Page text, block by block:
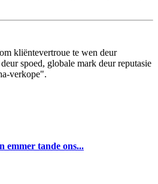
kliëntevertroue te wen deur
spoed, globale mark deur reputasie
verkope".
emmer tande ons...